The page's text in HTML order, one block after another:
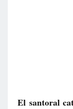
El santoral